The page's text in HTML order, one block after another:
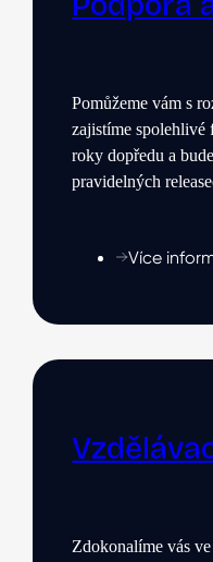
Pomůžeme vám s
zajistíme spolehlivé
roky dopředu a
pravidelných
Více
Zdokonalíme vás